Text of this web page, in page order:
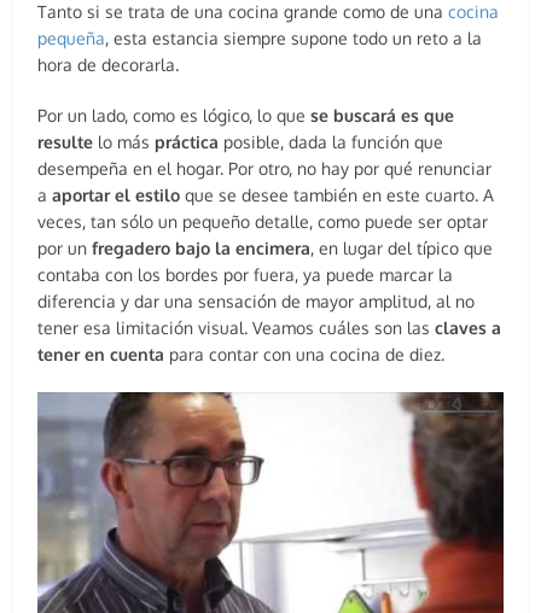
Tanto si se trata de una cocina grande como de unacocina
pequeña, esta estancia siempre supone todo un reto a la
hora de decorarla.
Por un lado, como es lógico, lo quese buscará es que
resulte lo más práctica posible, dada la función que
desempeña en el hogar. Por otro, no hay por qué renunciar
aaportar el estilo que se desee también en este cuarto. A
veces, tan sólo un pequeño detalle, como puede ser optar
por unfregadero bajo la encimera, en lugar del típico que
contaba con los bordes por fuera, ya puede marcar la
diferencia y dar una sensación de mayor amplitud, al no
tener esa limitación visual. Veamos cuáles son lasclaves a
tener en cuenta para contar con una cocina de diez.